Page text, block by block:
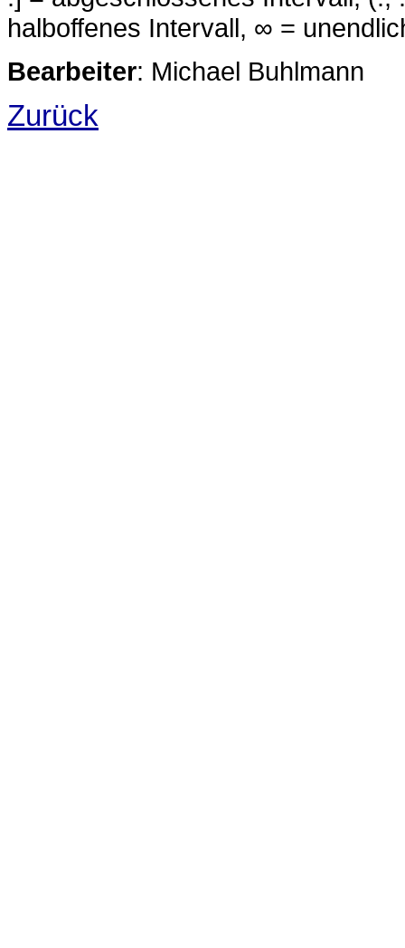
halboffenes Intervall, ∞ =
Bearbeiter: Michael Buhlmann
Zurück